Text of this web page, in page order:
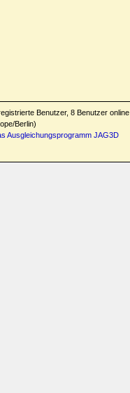
Benutzer, 8 Benutzer
Berlin)
Ausgleichungsprogramm JAG3D